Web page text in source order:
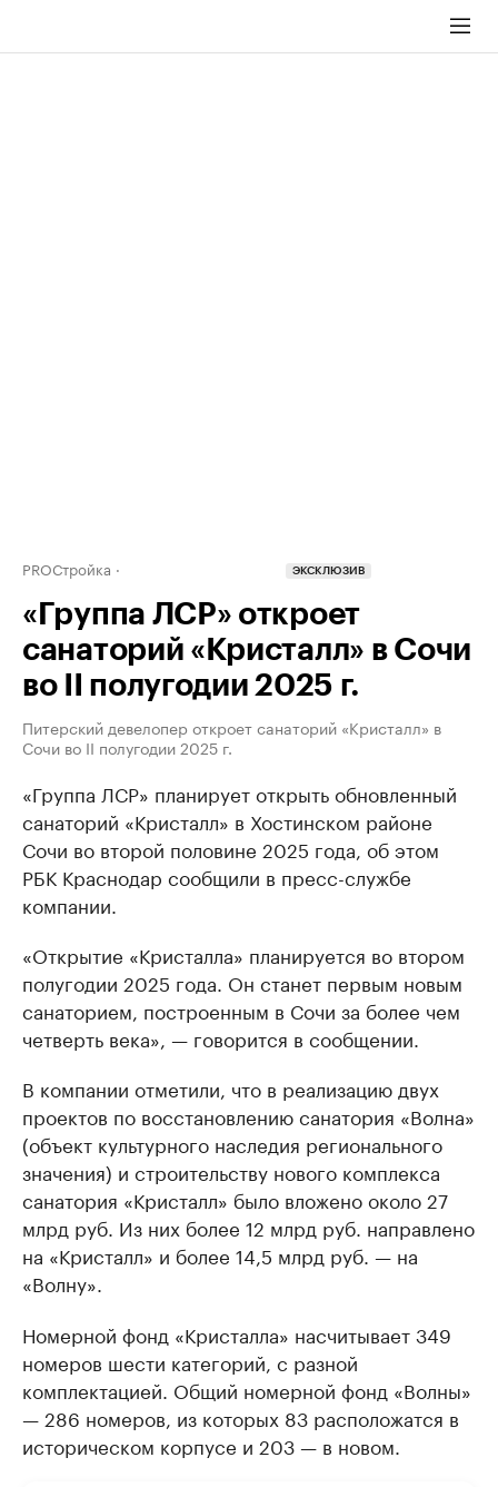
PROСтройка ЭКСКЛЮЗИВ
«Группа ЛСР» откроет
санаторий «Кристалл» в Сочи
во II полугодии 2025 г.
Питерский девелопер откроет санаторий «Кристалл» в
Сочи во II полугодии 2025 г.
«Группа ЛСР» планирует открыть обновленный
санаторий «Кристалл» в Хостинском районе
Сочи во второй половине 2025 года, об этом
РБК Краснодар сообщили в пресс-службе
компании.
«Открытие «Кристалла» планируется во втором
полугодии 2025 года. Он станет первым новым
санаторием, построенным в Сочи за более чем
четверть века», — говорится в сообщении.
В компании отметили, что в реализацию двух
проектов по восстановлению санатория «Волна»
(объект культурного наследия регионального
значения) и строительству нового комплекса
санатория «Кристалл» было вложено около 27
млрд руб. Из них более 12 млрд руб. направлено
на «Кристалл» и более 14,5 млрд руб. — на
«Волну».
Номерной фонд «Кристалла» насчитывает 349
номеров шести категорий, с разной
комплектацией. Общий номерной фонд «Волны»
— 286 номеров, из которых 83 расположатся в
историческом корпусе и 203 — в новом.